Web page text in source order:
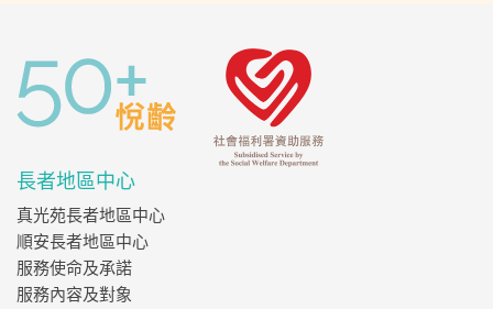
長者地區中心
真光苑長者地區中心
順安長者地區中心
服務使命及承諾
服務內容及對象